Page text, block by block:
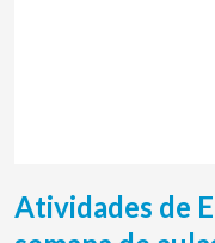
Atividades de